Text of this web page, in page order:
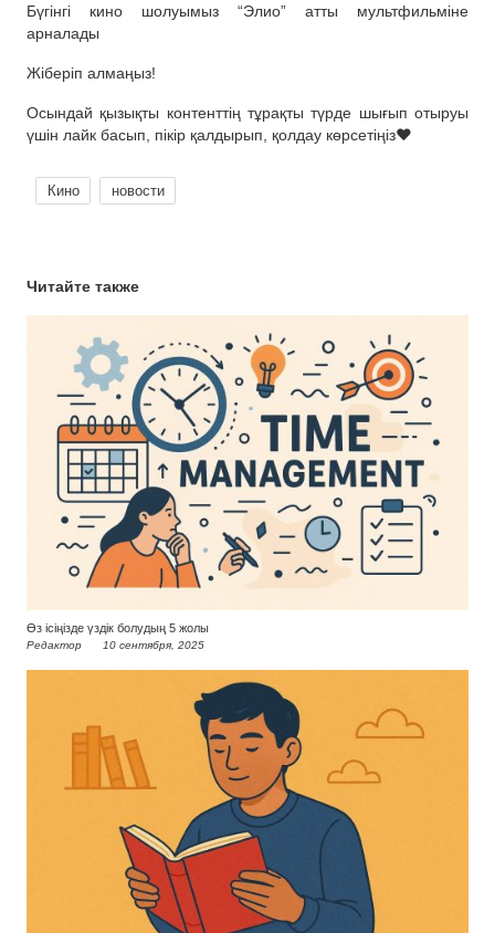
Бүгінгі кино шолуымыз “Элио” атты мультфильміне
арналады
Жіберіп алмаңыз!
Осындай қызықты контенттің тұрақты түрде шығып отыруы
үшін лайк басып, пікір қалдырып, қолдау көрсетіңіз❤
Кино новости
Читайте также
Өз ісіңізде үздік болудың 5 жолы
Редактор 10 сентября, 2025